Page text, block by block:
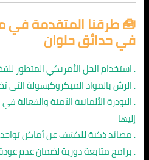
🧰 طرقنا المتقدمة في
في حدائق حلوان
. استخدام الجل الأمريكي المتطور
. الرش بالمواد الميكروكبسولة التي
. البودرة الألمانية الآمنة
إليها
. مصائد ذكية للكشف عن أماكن تواجد
. برامج متابعة دورية لضمان عدم